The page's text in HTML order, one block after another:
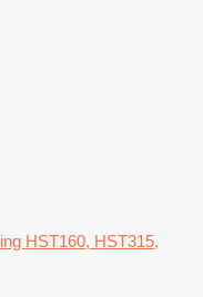
HST160, HST315,